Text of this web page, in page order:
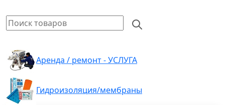
Аренда / ремонт - УСЛУГА
Гидроизоляция/мембраны